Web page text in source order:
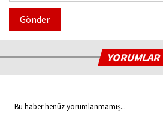
Gönder
YORUMLAR
Bu haber henüz yorumlanmamış...